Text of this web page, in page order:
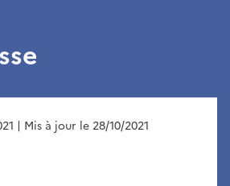
| Mis à jour le 28/10/2021